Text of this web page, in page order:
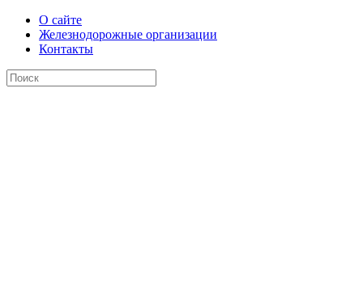
О сайте
Железнодорожные организации
Контакты